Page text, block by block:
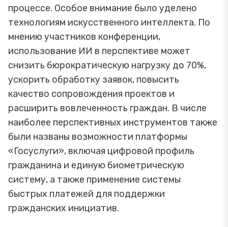
процессе. Особое внимание было уделено
технологиям искусственного интеллекта. По
мнению участников конференции,
использование ИИ в перспективе может
снизить бюрократическую нагрузку до 70%,
ускорить обработку заявок, повысить
качество сопровождения проектов и
расширить вовлеченность граждан. В числе
наиболее перспективных инструментов также
были названы возможности платформы
«Госуслуги», включая цифровой профиль
гражданина и единую биометрическую
систему, а также применение системы
быстрых платежей для поддержки
гражданских инициатив.